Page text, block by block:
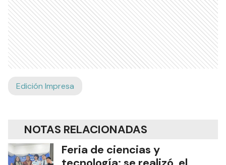
Edición Impresa
NOTAS RELACIONADAS
Feria de ciencias y